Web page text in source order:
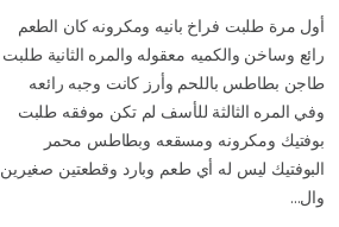
أول مرة طلبت فراخ بانيه ومكرونه كان الطعم
رائع وساخن والكميه معقوله والمره الثانية طلبت
طاجن بطاطس باللحم وأرز كانت وجبه رائعه
وفي المره الثالثة للأسف لم تكن موفقه طلبت
بوفتيك ومكرونه ومسقعه وبطاطس محمر
البوفتيك ليس له أي طعم وبارد وقطعتين صغيرين
وال...